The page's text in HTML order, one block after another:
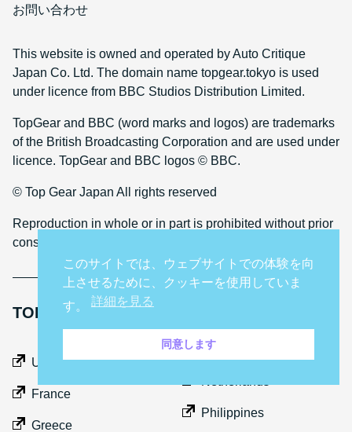
お問い合わせ
This website is owned and operated by Auto Critique
Japan Co. Ltd. The domain name topgear.tokyo is used
under licence from BBC Studios Distribution Limited.
TopGear and BBC (word marks and logos) are trademarks
of the British Broadcasting Corporation and are used under
licence. TopGear and BBC logos © BBC.
© Top Gear Japan All rights reserved
Reproduction in whole or in part is prohibited without prior
consent
TOP GEAR INTERNATIONAL SITES
UK
France
Greece
Middle East
Philippines
このサイトでは、ウェブサイトでの体験を向
上させるために、クッキーを使用していま
す。 詳細を見る
同意します